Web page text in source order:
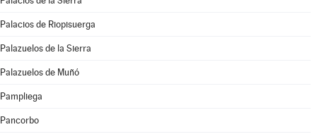
Palacios de Riopisuerga
Palazuelos de la Sierra
Palazuelos de Muñó
Pampliega
Pancorbo